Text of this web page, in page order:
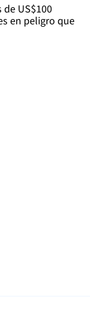
US$100
en peligro que